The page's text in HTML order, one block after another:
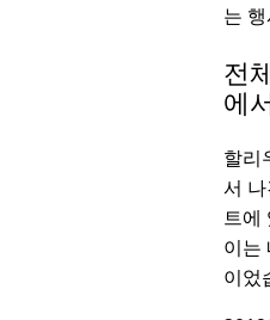
는
전
에
할리
서
트에
이는
이었